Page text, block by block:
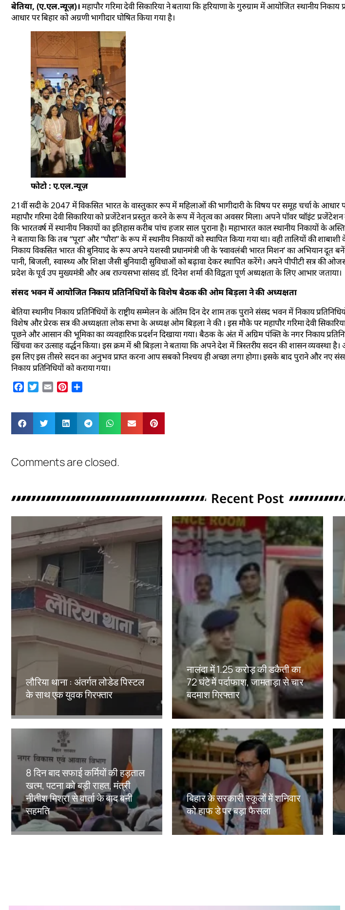
बेतिया, (ए.एल.न्यूज़)।महापौर गरिमा देवी सिकारिया ने बताया कि हरियाणा के गुरुग्राम में आयोजित स्थानीय निकाय
आधार पर बिहार को अग्रणी भागीदार घोषित किया गया है।
फोटो : ए.एल.न्यूज़
21वीं सदी के 2047 में विकसित भारत के वास्तुकार रूप में महिलाओं की भागीदारी के विषय पर समूह चर्चा के
महापौर गरिमा देवी सिकारिया को प्रजेंटेशन प्रस्तुत करने के रूप में नेतृत्व का अवसर मिला। अपने पॉवर प्वॉइंट प्रजेंटेशन
कि भारतवर्ष में स्थानीय निकायों का इतिहास करीब पांच हजार साल पुराना है। महाभारत काल स्थानीय निकायों के
ने बताया कि कि तब “पूरा” और “पौरा” के रूप में स्थानीय निकायों को स्थापित किया गया था। वही तालियों की
निकाय विकसित भारत की बुनियाद के रूप अपने यशस्वी प्रधानमंत्री जी के ‘स्वावलंबी भारत मिशन’ का अभियान दूत
पानी, बिजली, स्वास्थ्य और शिक्षा जैसी बुनियादी सुविधाओं को बढ़ावा देकर स्थापित करेंगे। अपने पीपीटी सत्र की
प्रदेश के पूर्व उप मुख्यमंत्री और अब राज्यसभा सांसद डॉ. दिनेश शर्मा की विद्वता पूर्ण अध्यक्षता के लिए आभार जताया।
संसद भवन में आयोजित निकाय प्रतिनिधियों के विशेष बैठक की ओम बिड़ला ने की अध्यक्षता
बेतिया स्थानीय निकाय प्रतिनिधियों के राष्ट्रीय सम्मेलन के अंतिम दिन देर शाम तक पुराने संसद भवन में निकाय
विशेष और प्रेरक सत्र की अध्यक्षता लोक सभा के अध्यक्ष ओम बिड़ला ने की । इस मौके पर महापौर गरिमा देवी सिकारिया
पूछने और आसान की भूमिका का व्यवहारिक प्रदर्शन दिखाया गया। बैठक के अंत में अग्रिम पंक्ति के नगर निकाय
खिंचवा कर उत्साह वर्द्धन किया। इस क्रम में श्री बिड़ला ने बताया कि अपने देश में त्रिस्तरीय सदन की शासन
इस लिए इस तीसरे सदन का अनुभव प्राप्त करना आप सबको निश्चय ही अच्छा लगा होगा। इसके बाद पुराने और नए
निकाय प्रतिनिधियों को कराया गया।
Facebook
Twitter
Email Pinterest
Comments are closed.
Recent Post
लौरिया थाना : अंतर्गत लोडेड पिस्टल
के साथ एक युवक गिरफ्तार
नालंदा में 1.25 करोड़ की डकैती का
72 घंटे में पर्दाफाश, जामताड़ा से चार
बदमाश गिरफ्तार
Amit Lekh
8 दिन बाद सफाई कर्मियों की हड़ताल
खत्म, पटना को बड़ी राहत, मंत्री
नीतीश मिश्रा से वार्ता के बाद बनी
सहमति
Amit Lekh
बिहार के सरकारी स्कूलों में शनिवार
को हाफ डे पर बड़ा फैसला
Amit Lekh